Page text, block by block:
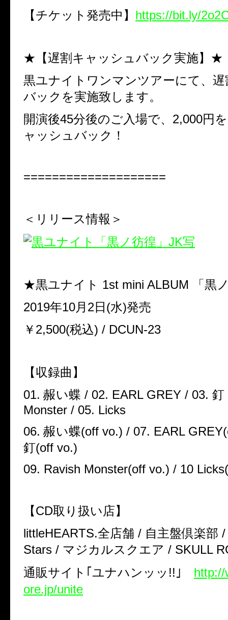
【チケット発売中】 https://bit.ly/
★【遅割キャッシュバック実施】★
黒ユナイトワンマンツアーにて、
バックを実施致します。
開演後45分後のご入場で、 2,000円
ャッシュバック！
====================
＜リリース情報＞
★黒ユナイト 1st mini ALBUM
「黒
2019年10月 2日 (水)発売
￥ 2,500(税込) / DCUN-23
【収録曲】
01.赧い蝶 / 02. EARL GREY / 03. 釘
Monster / 05. Licks
06.赧い蝶(off vo.) / 07. EARL
釘(off vo.)
09. Ravish Monster(off vo.) / 10
【CD取り扱い店】
littleHEARTS.全店舗 / 自主盤倶楽部
Stars / マジカルスクエア / SKULL
通販サイト｢ユナハンッッ !! ｣ http://
ore.jp/unite